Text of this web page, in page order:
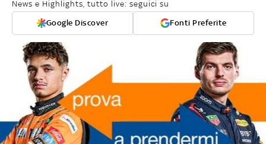
News e Highlights, tutto live: seguici su
Google Discover Fonti Preferite